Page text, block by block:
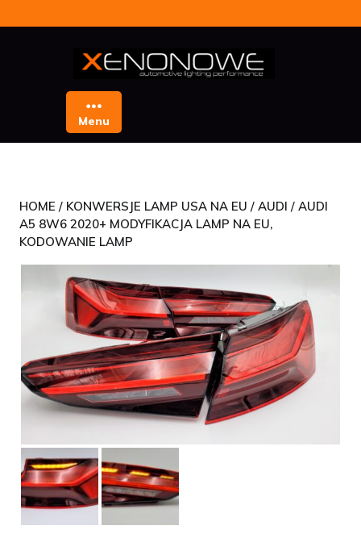
to
Menu
HOME / KONWERSJE LAMP USA NA EU / AUDI / AUDI
A5 8W6 2020+ MODYFIKACJA LAMP NA EU,
KODOWANIE LAMP